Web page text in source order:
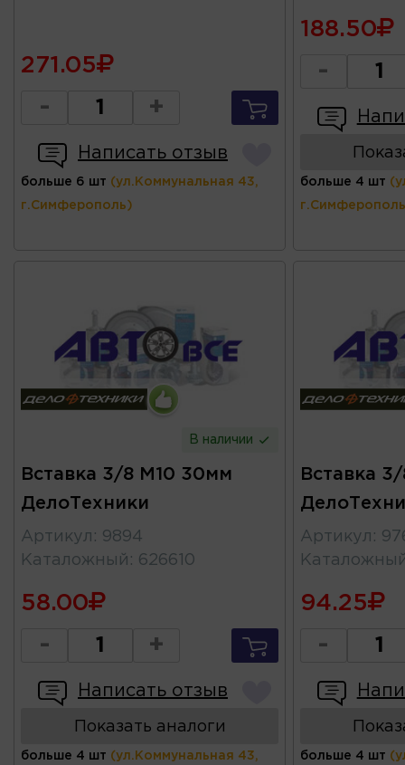
271.05
- +
Написать отзыв
больше 6 шт (ул.Коммунальная 43,
г.Симферополь)
188.50
-
больше 4 шт
В наличии
Вставка 3/8 М10 30мм
ДелоТехники
Артикул : 9894
Каталожный : 626610
58.00
- +
Написать отзыв
Показать аналоги
больше 4 шт (ул.Коммунальная 43,
Вставка
Артикул :
94.25
-
больше 4 шт